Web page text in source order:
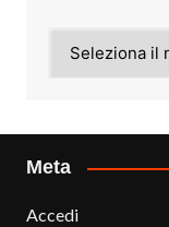
Meta
Accedi